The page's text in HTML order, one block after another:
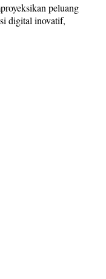
peluang
digital inovatif,